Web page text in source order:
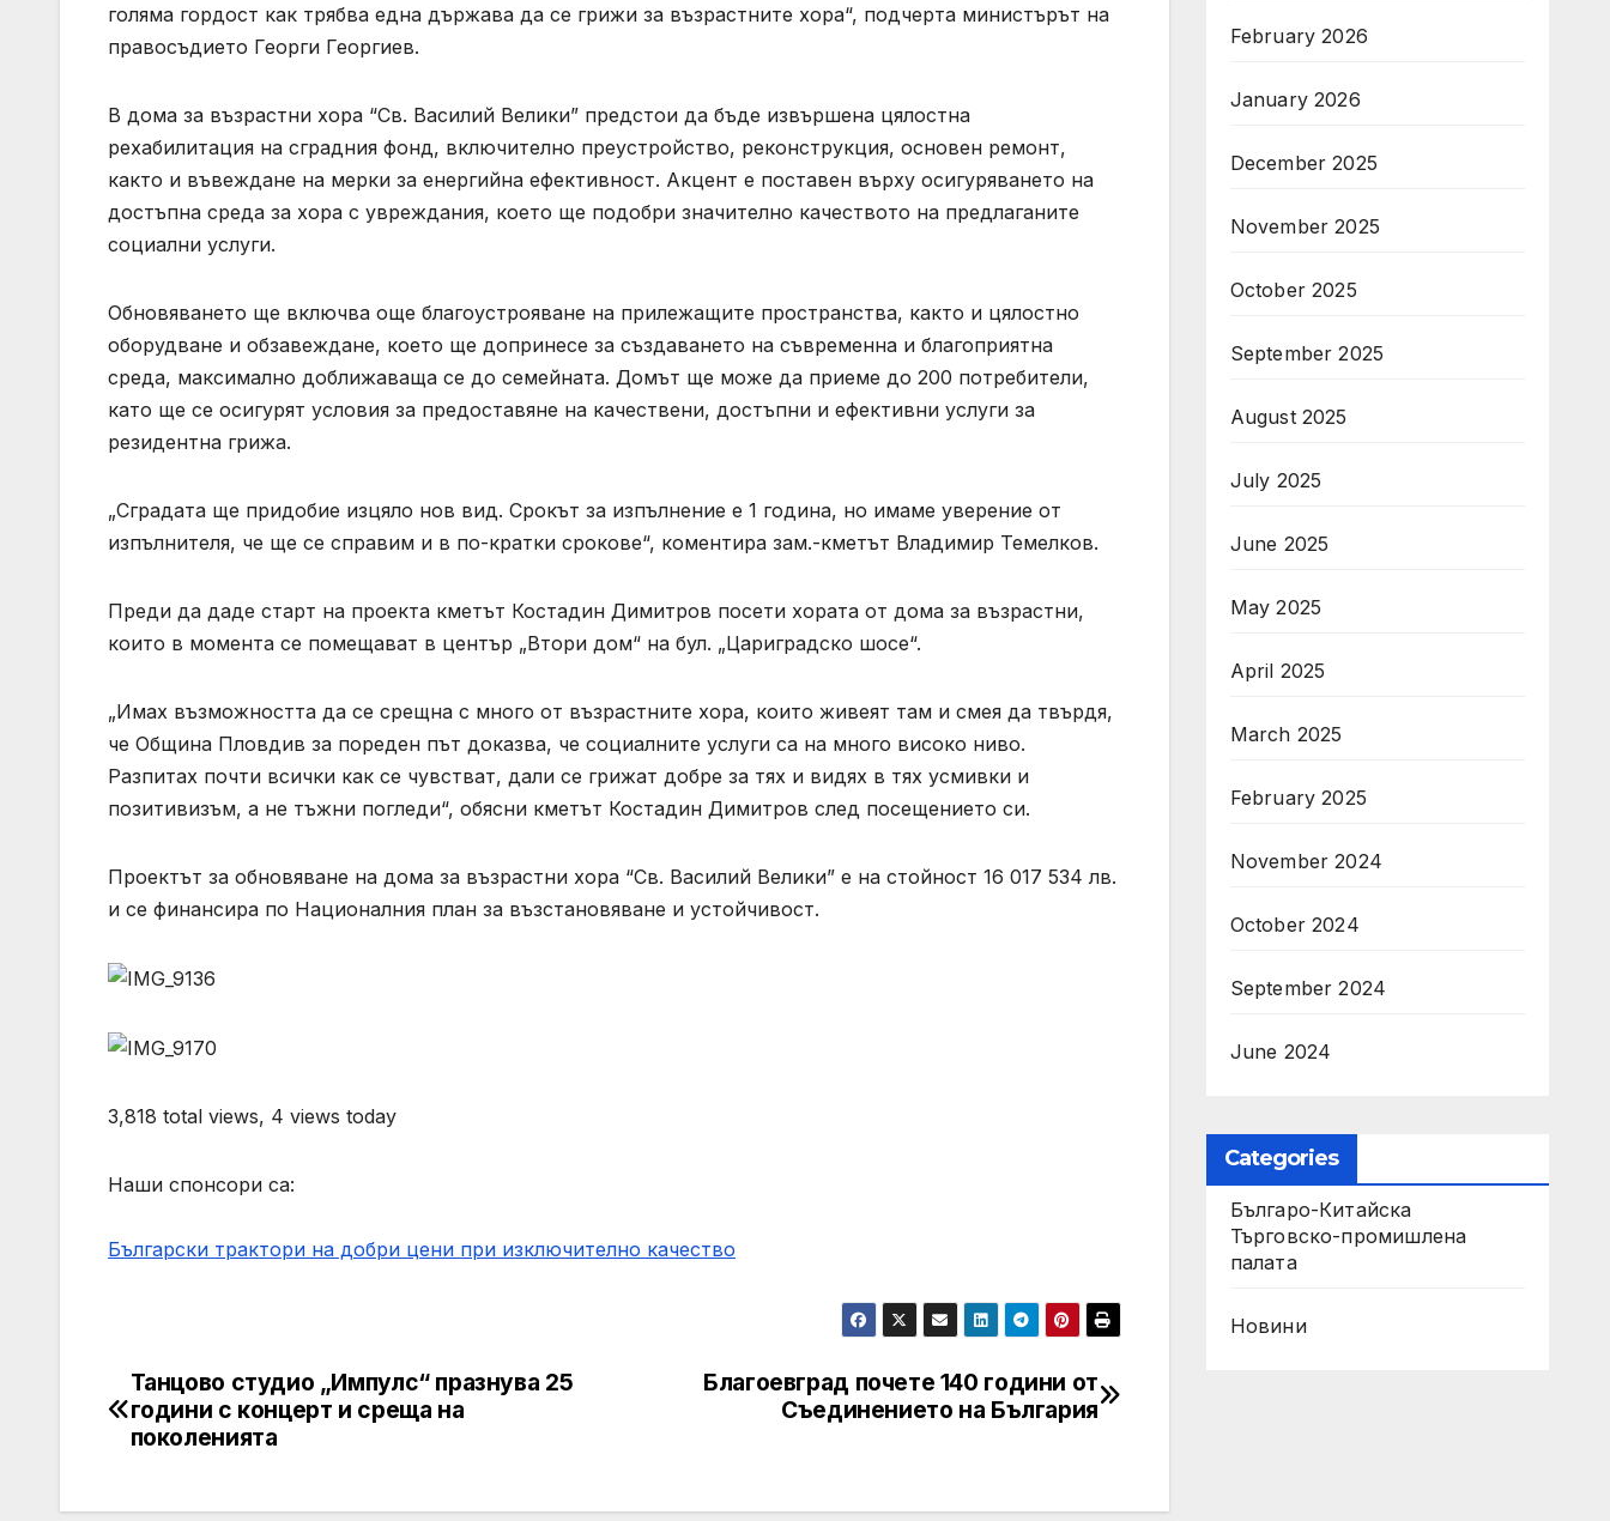
голяма гордост как трябва една държава да се грижи за възрастните хора“, подчерта министърът на
правосъдието Георги Георгиев.
В дома за възрастни хора “Св. Василий Велики” предстои да бъде извършена цялостна
рехабилитация на сградния фонд, включително преустройство, реконструкция, основен ремонт,
както и въвеждане на мерки за енергийна ефективност. Акцент е поставен върху осигуряването на
достъпна среда за хора с увреждания, което ще подобри значително качеството на предлаганите
социални услуги.
Обновяването ще включва още благоустрояване на прилежащите пространства, както и цялостно
оборудване и обзавеждане, което ще допринесе за създаването на съвременна и благоприятна
среда, максимално доближаваща се до семейната. Домът ще може да приеме до 200 потребители,
като ще се осигурят условия за предоставяне на качествени, достъпни и ефективни услуги за
резидентна грижа.
„Сградата ще придобие изцяло нов вид. Срокът за изпълнение е 1 година, но имаме уверение от
изпълнителя, че ще се справим и в по-кратки срокове“, коментира зам.-кметът Владимир Темелков.
Преди да даде старт на проекта кметът Костадин Димитров посети хората от дома за възрастни,
които в момента се помещават в център „Втори дом“ на бул. „Цариградско шосе“.
„Имах възможността да се срещна с много от възрастните хора, които живеят там и смея да твърдя,
че Община Пловдив за пореден път доказва, че социалните услуги са на много високо ниво.
Разпитах почти всички как се чувстват, дали се грижат добре за тях и видях в тях усмивки и
позитивизъм, а не тъжни погледи“, обясни кметът Костадин Димитров след посещението си.
Проектът за обновяване на дома за възрастни хора “Св. Василий Велики” е на стойност 16 017 534 лв.
и се финансира по Националния план за възстановяване и устойчивост.
3,818 total views, 4 views today
Наши спонсори са:
Български трактори на добри цени при изключително качество
Post
navigation
Благоевград почете 140 години от
Съединението на България
Танцово студио „Импулс“ празнува 25
години с концерт и среща на
поколенията
February 2026
January 2026
December 2025
November 2025
October 2025
September 2025
August 2025
July 2025
June 2025
May 2025
April 2025
March 2025
February 2025
November 2024
October 2024
September 2024
June 2024
Categories
Българо-Китайска
Търговско-промишлена
палaта
Новини